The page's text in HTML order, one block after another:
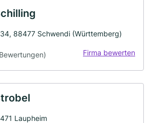
88477 Schwendi (Württemberg)
Firma bewerten
Laupheim